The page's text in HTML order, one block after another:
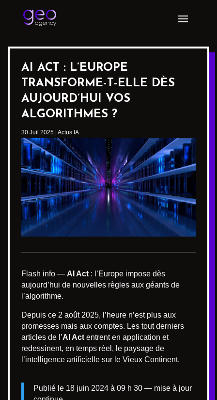
AI ACT : L’EUROPE
TRANSFORME-T-ELLE DÈS
AUJOURD’HUI VOS
ALGORITHMES ?
30 Juil 2025 Actus IA
Flash info — AI Act : l’Europe impose dès
aujourd’hui de nouvelles règles aux géants de
l’algorithme.
Depuis ce 2 août 2025, l’heure n’est plus aux
promesses mais aux comptes. Les tout derniers
articles de l’AI Act entrent en application et
redessinent, en temps réel, le paysage de
l’intelligence artificielle sur le Vieux Continent.
Publié le 18 juin 2024 à 09 h 30 — mise à jour